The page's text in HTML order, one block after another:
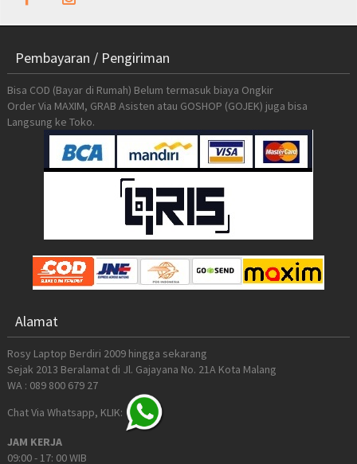
Pembayaran / Pengiriman
Bisa COD (Bayar di Rumah) Belum termasuk biaya Ongkir
Order Via MAXIM, GRAB Asisten atau GOSHOP (GOJEK) juga bisa
Langsung ke Toko.
Alamat
Rosy Laptop Berdiri 2009 hingga sekarang
Sejak 2013 Beralamat di Jl. Gajayana No. 21A Kota Malang
WA : 089 800 679 27
Chat Via Whatsapp, KLIK:
JAM KERJA
09:00 - 17: 00 WIB